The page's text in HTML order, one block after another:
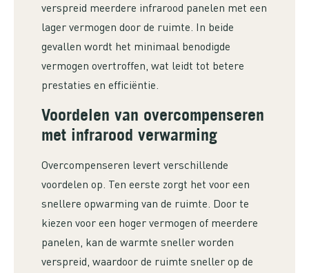
verspreid meerdere infrarood panelen met een
lager vermogen door de ruimte. In beide
gevallen wordt het minimaal benodigde
vermogen overtroffen, wat leidt tot betere
prestaties en efficiëntie.
Voordelen van overcompenseren
met infrarood verwarming
Overcompenseren levert verschillende
voordelen op. Ten eerste zorgt het voor een
snellere opwarming van de ruimte. Door te
kiezen voor een hoger vermogen of meerdere
panelen, kan de warmte sneller worden
verspreid, waardoor de ruimte sneller op de